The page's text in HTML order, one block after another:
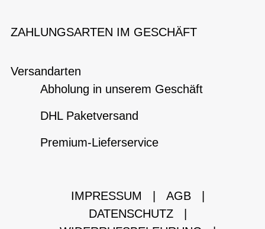
ZAHLUNGSARTEN IM GESCHÄFT
Versandarten
Abholung in unserem Geschäft
DHL Paketversand
Premium-Lieferservice
IMPRESSUM AGB
DATENSCHUTZ